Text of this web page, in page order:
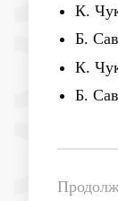
К.
Б.
К.
Б.